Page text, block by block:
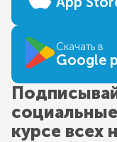
Скачать в
Google
курсе всех